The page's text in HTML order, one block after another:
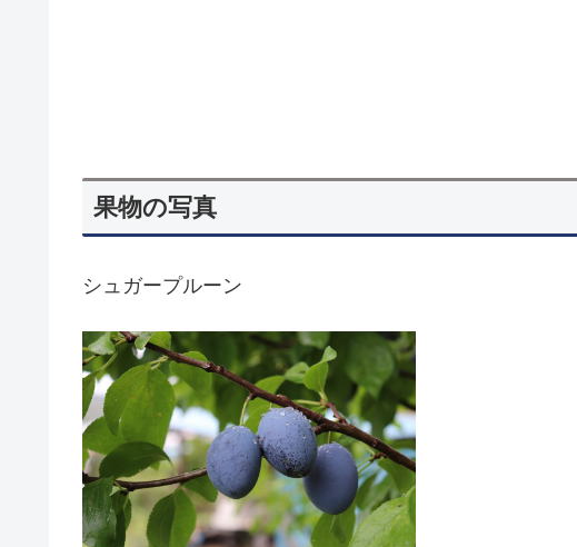
果物の写真
シュガープルーン